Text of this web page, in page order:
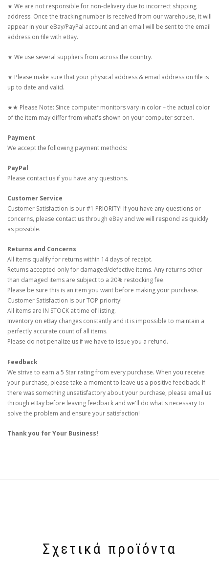
★ We are not responsible for non-delivery due to incorrect shipping
address. Once the tracking number is received from our warehouse, it will
appear in your eBay/PayPal account and an email will be sent to the email
address on file with eBay.
★ We use several suppliers from across the country.
★ Please make sure that your physical address & email address on file is
up to date and valid.
★★ Please Note: Since computer monitors vary in color – the actual color
of the item may differ from what's shown on your computer screen.
Payment
We accept the following payment methods:
PayPal
Please contact us if you have any questions.
Customer Service
Customer Satisfaction is our #1 PRIORITY! If you have any questions or
concerns, please contact us through eBay and we will respond as quickly
as possible.
Returns and Concerns
All items qualify for returns within 14 days of receipt.
Returns accepted only for damaged/defective items. Any returns other
than damaged items are subject to a 20% restocking fee.
Please be sure this is an item you want before making your purchase.
Customer Satisfaction is our TOP priority!
All items are IN STOCK at time of listing.
Inventory on eBay changes constantly and it is impossible to maintain a
perfectly accurate count of all items.
Please do not penalize us if we have to issue you a refund.
Feedback
We strive to earn a 5 Star rating from every purchase. When you receive
your purchase, please take a moment to leave us a positive feedback. If
there was something unsatisfactory about your purchase, please email us
through eBay before leaving feedback and we'll do what's necessary to
solve the problem and ensure your satisfaction!
Thank you for Your Business!
Σχετικά προϊόντα